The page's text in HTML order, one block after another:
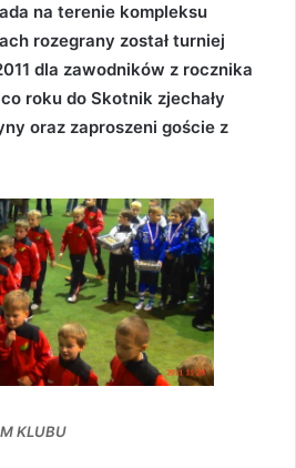
na terenie kompleksu
rozegrany został turniej
dla zawodników z rocznika
roku do Skotnik zjechały
oraz zaproszeni goście z
KLUBU